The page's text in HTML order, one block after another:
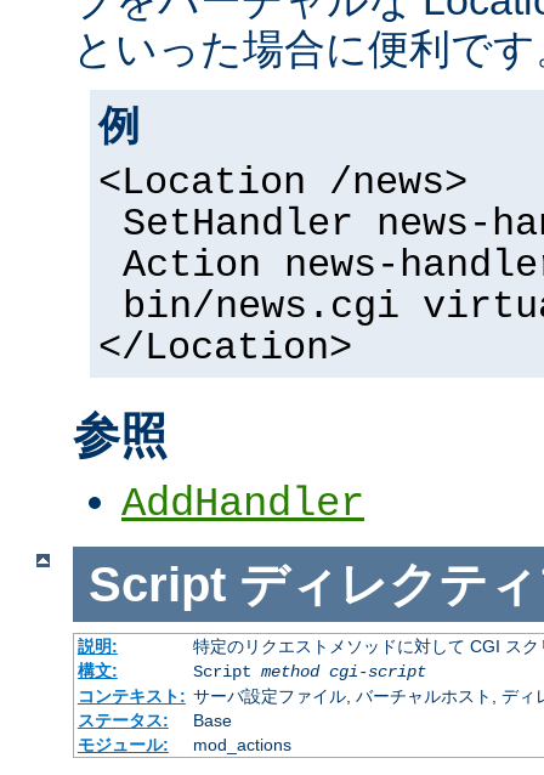
といった場合に便利で
例
<Location /news>
SetHandler news-
Action news-
bin/news.cgi
</Location>
参照
AddHandler
Script ディレクテ
説明:
特定のリクエストメソッドに対して CGI ス
構文:
Script method cgi-script
コンテキスト: サーバ設定ファイル, バーチャルホスト, ディ
ステータス:
Base
モジュール:
mod_actions